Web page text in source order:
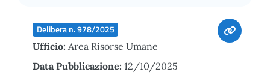
Delibera n. 978/2025
Ufficio: Area Risorse Umane
Data Pubblicazione: 12/10/2025